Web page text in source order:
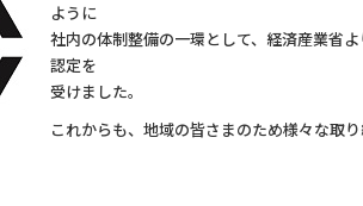
ように
社内の体制整備の一環として、経済産業省
認定を
受けました。
これからも、地域の皆さまのため様々な取り